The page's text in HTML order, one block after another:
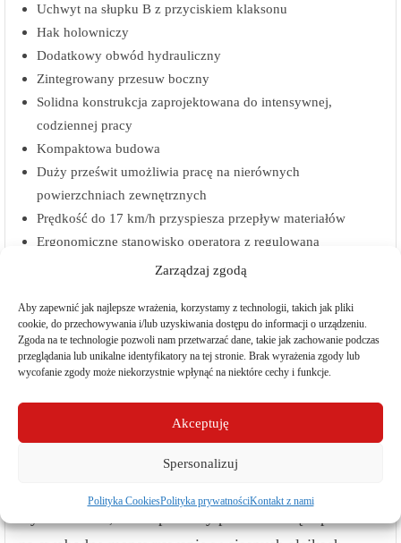
Zarządzaj zgodą
Aby zapewnić jak najlepsze wrażenia, korzystamy z technologii, takich jak pliki
cookie, do przechowywania i/lub uzyskiwania dostępu do informacji o urządzeniu.
Zgoda na te technologie pozwoli nam przetwarzać dane, takie jak zachowanie podczas
przeglądania lub unikalne identyfikatory na tej stronie. Brak wyrażenia zgody lub
wycofanie zgody może niekorzystnie wpłynąć na niektóre cechy i funkcje.
Akceptuję
Spersonalizuj
Polityka CookiesPolityka prywatnościKontakt z nami
Uchwyt na słupku B z przyciskiem klaksonu
Hak holowniczy
Dodatkowy obwód hydrauliczny
Zintegrowany przesuw boczny
Solidna konstrukcja zaprojektowana do intensywnej,
codziennej pracy
Kompaktowa budowa
Duży prześwit umożliwia pracę na nierównych
powierzchniach zewnętrznych
Prędkość do 17 km/h przyspiesza przepływ materiałów
Ergonomiczne stanowisko operatora z regulowaną
kierownicą i dużą przestrzenią na nogi
Zewnętrzne ładowanie – zawsze gotowy do użycia
Wszechstronność i komfort pracy
Model AntOn by Jungheinrich CBH 2.5 z masztem
3300 mm, został zaprojektowany z myślą o
maksymalnej funkcjonalności i oszczędności.
Podwójny maszt teleskopowy umożliwia szybkie i